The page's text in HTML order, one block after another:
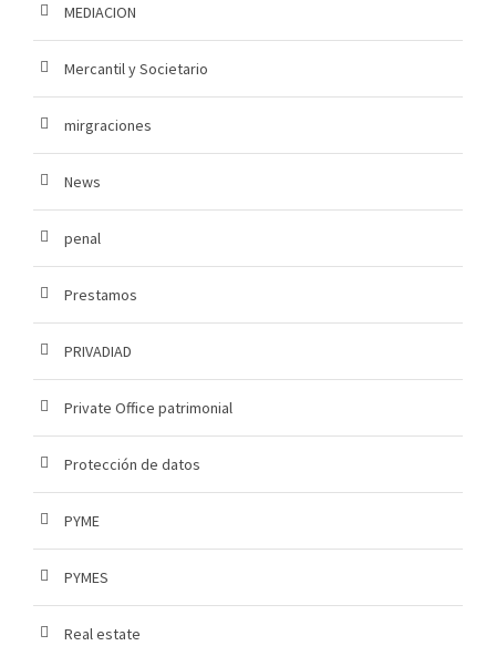
MEDIACION
Mercantil y Societario
mirgraciones
News
penal
Prestamos
PRIVADIAD
Private Office patrimonial
Protección de datos
PYME
PYMES
Real estate